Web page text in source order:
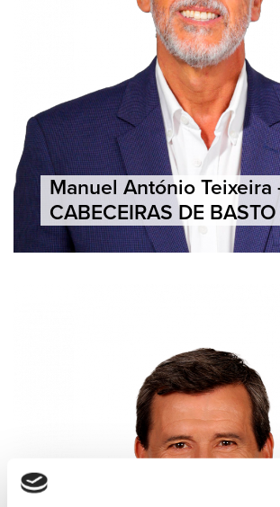
Manuel António Teixeira
CABECEIRAS DE BASTO